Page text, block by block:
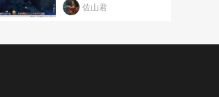
佐山君